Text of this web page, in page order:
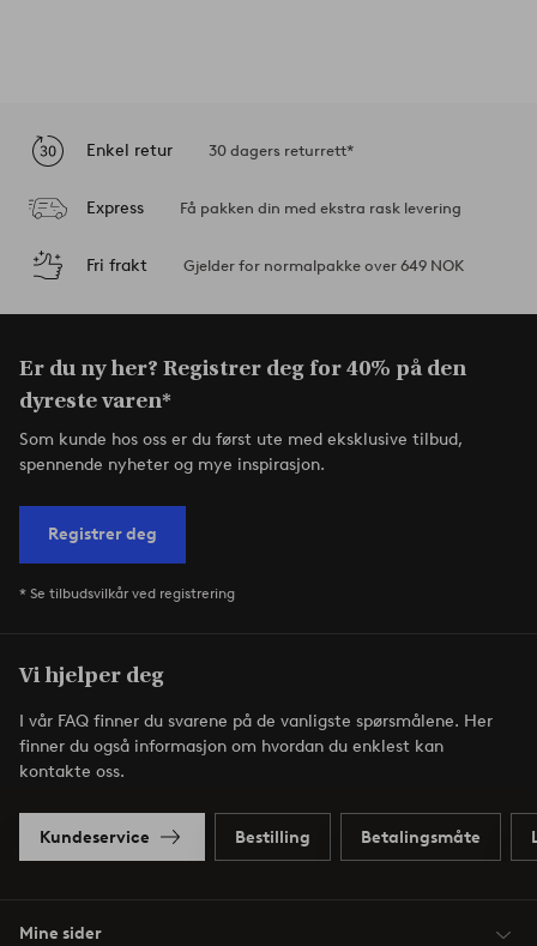
Enkel retur 30 dagers returrett*
Express Få pakken din med ekstra rask levering
Fri frakt Gjelder for normalpakke over 649 NOK
Er du ny her? Registrer deg for 40% på den
dyreste varen*
Som kunde hos oss er du først ute med eksklusive tilbud,
spennende nyheter og mye inspirasjon.
Registrer deg
* Se tilbudsvilkår ved registrering
Vi hjelper deg
I vår FAQ finner du svarene på de vanligste spørsmålene. Her
finner du også informasjon om hvordan du enklest kan
kontakte oss.
Kundeservice Bestilling Betalingsmåte
Mine sider